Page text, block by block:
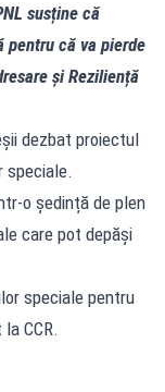
susține că
pentru că va pierde
și Reziliență
dezbat proiectul
speciale.
o ședință de plen
care pot depăși
speciale pentru
CCR.